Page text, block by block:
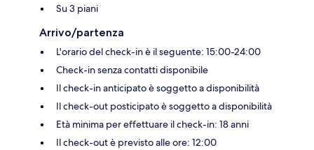
Su 3 piani
Arrivo/partenza
L'orario del check-in è il seguente: 15:00-24:00
Check-in senza contatti disponibile
Il check-in anticipato è soggetto a disponibilità
Il check-out posticipato è soggetto a disponibilità
Età minima per effettuare il check-in: 18 anni
Il check-out è previsto alle ore: 12:00